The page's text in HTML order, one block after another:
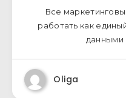
Все
работать как
данными
Oliga